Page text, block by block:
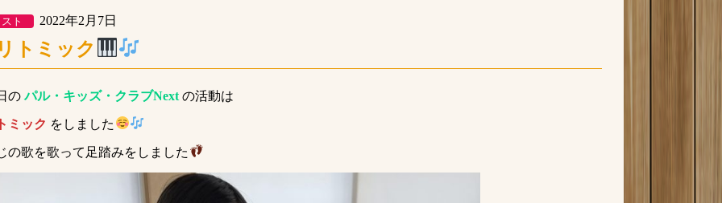
ト 2022年2月7日
トミック
のパル・キッズ・クラブNext の活動は
ミック をしました
の歌を歌って足踏みをしました